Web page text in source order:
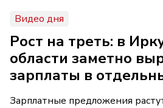
Видео дня
Рост на треть: в
области заметно
зарплаты в
Зарплатные предложения